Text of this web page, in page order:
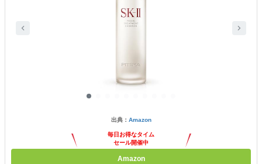
出典： Amazon
毎日お得なタイム
セール開催中
Amazon